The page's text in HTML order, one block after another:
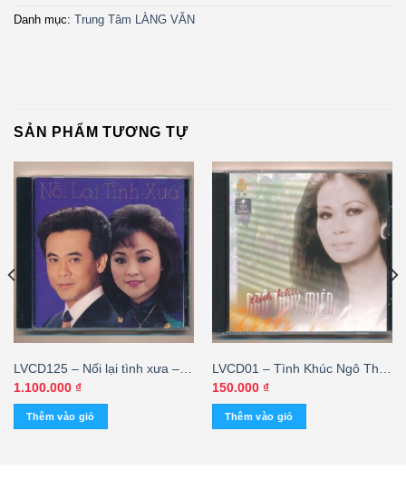
Danh mục: Trung Tâm LÀNG VĂN
SẢN PHẨM TƯƠNG TỰ
LVCD125 – Nối lại tình xưa –
Hương Lan – Thái Châu – Chế
Linh (Made In Taiwan)
1.100.000 ₫
Thêm vào giỏ
LVCD01 – Tình Khúc Ngô Thụy
Miên
150.000 ₫
Thêm vào giỏ